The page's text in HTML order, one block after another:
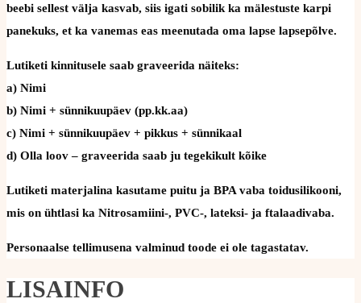
beebi sellest välja kasvab, siis igati sobilik ka mälestuste karpi
panekuks, et ka vanemas eas meenutada oma lapse lapsepõlve.
Lutiketi kinnitusele saab graveerida näiteks:
a) Nimi
b) Nimi + sünnikuupäev (pp.kk.aa)
c) Nimi + sünnikuupäev + pikkus + sünnikaal
d) Olla loov – graveerida saab ju tegekikult kõike
Lutiketi materjalina kasutame puitu ja BPA vaba toidusilikooni,
mis on ühtlasi ka Nitrosamiini-, PVC-, lateksi- ja ftalaadivaba.
Personaalse tellimusena valminud toode ei ole tagastatav.
LISAINFO